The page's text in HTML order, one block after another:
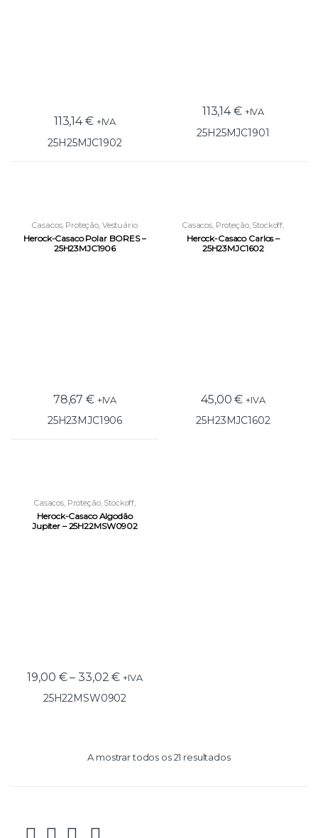
113,14€ +IVA
25H25MJC1902
113,14€ +IVA
25H25MJC1901
Casacos, Proteção Vestuário
Laboral
Herock-Casaco Polar BORES –
25H23MJC1906
78,67 € +IVA
25H23MJC1906
Casacos, Proteção, Stockoff
Vestuário Laboral
Herock-Casaco Carlos –
25H23MJC1602
45,00€ +IVA
25H23MJC1602
Casacos, Proteção, Stockoff,
Vestuário Laboral
Herock-Casaco Algodão
Jupiter – 25H22MSW0902
19,00 €–33,02€ +IVA
25H22MSW0902
A mostrar todos os 21 resultados